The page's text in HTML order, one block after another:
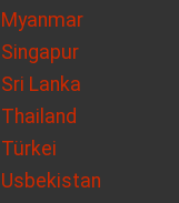
Myanmar
Singapur
Sri Lanka
Thailand
Türkei
Usbekistan